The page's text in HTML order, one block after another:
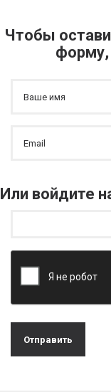
Чтобы
форму,
Или войдите